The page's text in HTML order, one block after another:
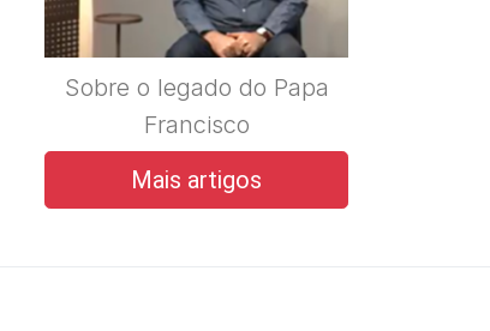
Sobre o legado do Papa
Francisco
Mais artigos